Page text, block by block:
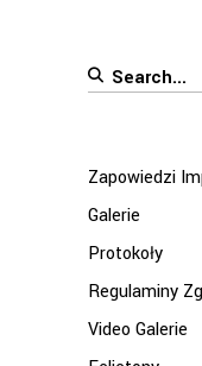
Search
Zapowiedzi
Galerie
Protokoły
Regulaminy
Video Galerie